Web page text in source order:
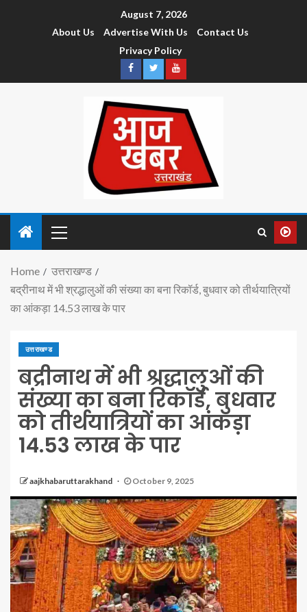
August 7, 2026
About Us
Advertise With Us
Contact Us
Privacy Policy
Home
उत्तराखण्ड
बद्रीनाथ में भी श्रद्धालुओं की संख्या का बना रिकॉर्ड, बुधवार को तीर्थयात्रियों
का आंकड़ा 14.53 लाख के पार
उत्तराखण्ड
बद्रीनाथ में भी श्रद्धालुओं की
संख्या का बना रिकॉर्ड, बुधवार
को तीर्थयात्रियों का आंकड़ा
14.53 लाख के पार
aajkhabaruttarakhand October 9, 2025